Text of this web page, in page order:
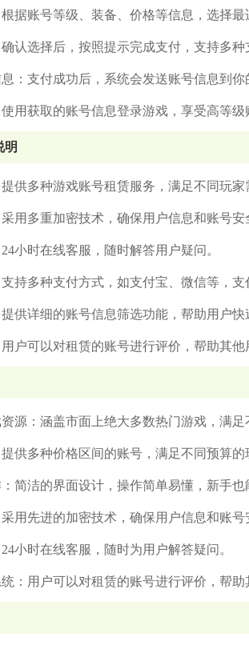
据账号等级、装备、价格等信息，选择最
认选择后，按照提示完成支付，支持多种
：支付成功后，系统会发送账号信息到
用获取的账号信息登录游戏，享受高等级
明
供多种游戏账号租赁服务，满足不同玩家
用多重加密技术，确保用户信息和账号安
小时在线客服，随时解答用户疑问。
持多种支付方式，如支付宝、微信等，支
供详细的账号信息筛选功能，帮助用户快
户可以对租赁的账号进行评价，帮助其他
源：涵盖市面上绝大多数热门游戏，满足
供多种价格区间的账号，满足不同预算的
简洁的界面设计，操作简单易懂，新手也
用先进的加密技术，确保用户信息和账号
小时在线客服，随时为用户解答疑问。
：用户可以对租赁的账号进行评价，帮助